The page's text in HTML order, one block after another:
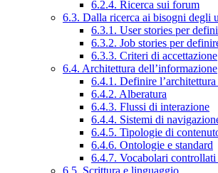
6.2.4. Ricerca sui forum
6.3. Dalla ricerca ai bisogni degli
6.3.1. User stories per
6.3.2. Job stories per
6.3.3. Criteri di accettazione
6.4. Architettura dell’informazione
6.4.1. Definire
6.4.2. Alberatura
6.4.3. Flussi di interazione
6.4.4. Sistemi di
6.4.5. Tipologie di
6.4.6. Ontologie e standard
6.4.7. Vocabolari controllati
6.5. Scrittura e linguaggio